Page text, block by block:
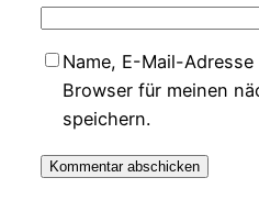
Name, E-Mail-
Browser für meinen
speichern.